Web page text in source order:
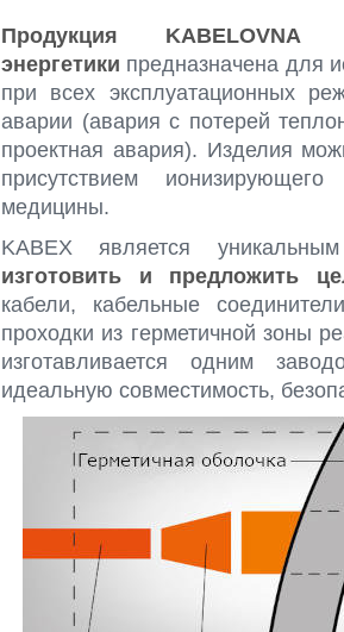
Продукция
энергетики предназначена для
при всех эксплуатационных
аварии (авария с потерей
проектная авария). Изделия
присутствием
медицины.
KABEX является
изготовить и предложить
кабели, кабельные
проходки из герметичной зоны
изготавливается одним
идеальную совместимость,